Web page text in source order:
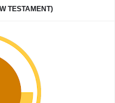
TESTAMENT)